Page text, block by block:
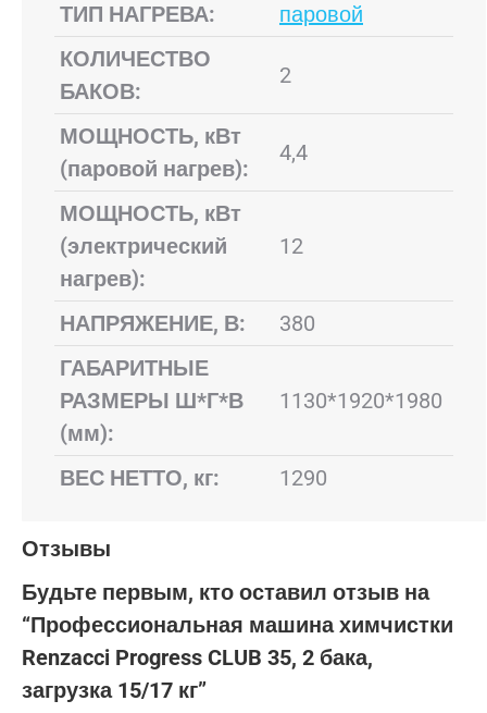
ТИП НАГРЕВА:
паровой
КОЛИЧЕСТВО
БАКОВ:
2
МОЩНОСТЬ, кВт
(паровой нагрев):
4,4
МОЩНОСТЬ, кВт
(электрический
нагрев):
12
НАПРЯЖЕНИЕ, В:
380
ГАБАРИТНЫЕ
РАЗМЕРЫ Ш*Г*В
(мм):
1130*1920*1980
ВЕС НЕТТО, кг: 1290
Отзывы
Будьте первым, кто оставил отзыв на
“Профессиональная машина химчистки
Renzacci Progress CLUB 35, 2 бака,
загрузка 15/17 кг”